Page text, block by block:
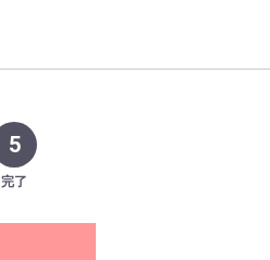
5
完了